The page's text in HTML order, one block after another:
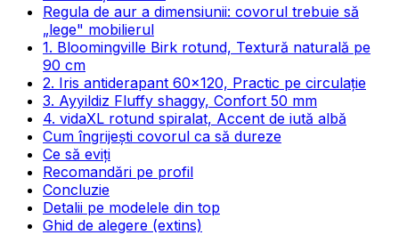
Regula de aur a dimensiunii: covorul trebuie să
„lege" mobilierul
1. Bloomingville Birk rotund, Textură naturală pe
90 cm
2. Iris antiderapant 60×120, Practic pe circulație
3. Ayyildiz Fluffy shaggy, Confort 50 mm
4. vidaXL rotund spiralat, Accent de iută albă
Cum îngrijești covorul ca să dureze
Ce să eviți
Recomandări pe profil
Concluzie
Detalii pe modelele din top
Ghid de alegere (extins)